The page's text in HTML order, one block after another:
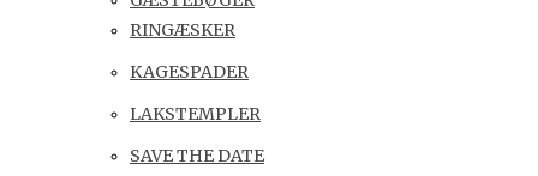
RINGÆSKER
KAGESPADER
LAKSTEMPLER
SAVE THE DATE